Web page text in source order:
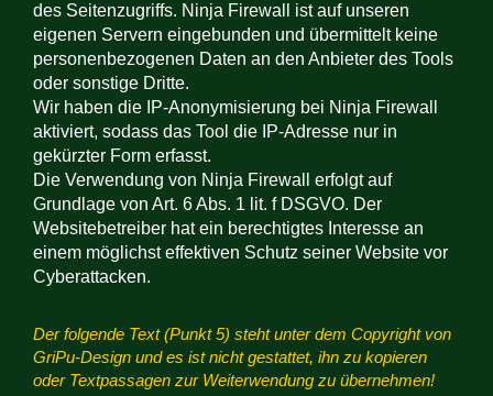
des Seitenzugriffs. Ninja Firewall ist auf unseren
eigenen Servern eingebunden und übermittelt keine
personenbezogenen Daten an den Anbieter des Tools
oder sonstige Dritte.
Wir haben die IP-Anonymisierung bei Ninja Firewall
aktiviert, sodass das Tool die IP-Adresse nur in
gekürzter Form erfasst.
Die Verwendung von Ninja Firewall erfolgt auf
Grundlage von Art. 6 Abs. 1 lit. f DSGVO. Der
Websitebetreiber hat ein berechtigtes Interesse an
einem möglichst effektiven Schutz seiner Website vor
Cyberattacken.
Der folgende Text (Punkt 5) steht unter dem Copyright von
GriPu-Design und es ist nicht gestattet, ihn zu kopieren
oder Textpassagen zur Weiterwendung zu übernehmen!